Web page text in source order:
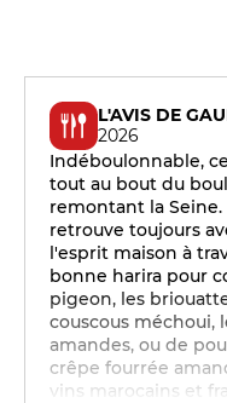
L'AVIS DE
2026
Indéboulonnable,
tout au bout du
remontant la
retrouve toujours
l'esprit maison à
bonne harira pour
pigeon, les
couscous méchoui,
amandes, ou de
crêpe fourrée
vins marocains et